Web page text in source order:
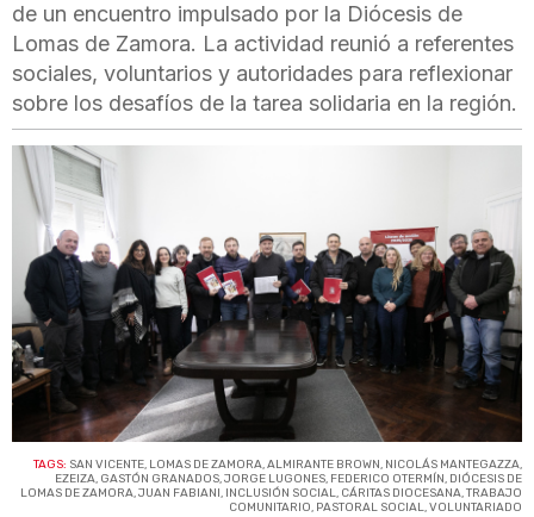
de un encuentro impulsado por la Diócesis de
Lomas de Zamora. La actividad reunió a referentes
sociales, voluntarios y autoridades para reflexionar
sobre los desafíos de la tarea solidaria en la región.
TAGS: SAN VICENTE, LOMAS DE ZAMORA,ALMIRANTE BROWN, NICOLÁS MANTEGAZZA,
EZEIZA, GASTÓN GRANADOS,JORGE LUGONES, FEDERICO OTERMÍN, DIÓCESIS DE
LOMAS DE ZAMORA,JUAN FABIANI , INCLUSIÓN SOCIAL, CÁRITAS DIOCESANA,TRABAJO
COMUNITARIO, PASTORAL SOCIAL,VOLUNTARIADO